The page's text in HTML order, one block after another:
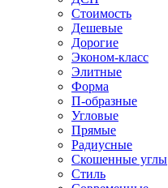
Стоимость
Дешевые
Дорогие
Эконом-класс
Элитные
Форма
П-образные
Угловые
Прямые
Радиусные
Скошенные углы
Стиль